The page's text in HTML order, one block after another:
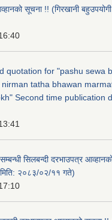
सूचना !! (गिरखानी
quotation for "pashu sewa
tatha bhawan
Second time publication
सिलबन्दी दरभाउपत्र
२०८३/०२/११ गते)